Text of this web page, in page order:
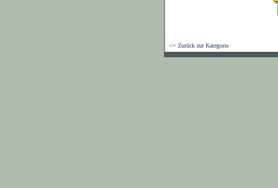
<= Zurück zur Kategorie